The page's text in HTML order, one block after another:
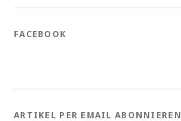
FACEBOOK
ARTIKEL PER EMAIL ABONNIEREN